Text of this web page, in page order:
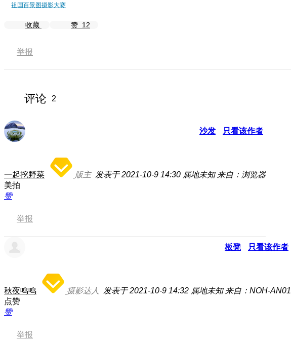
祖国百景图摄影大赛
收藏 赞 12
举报
评论 2
沙发 只看该作者
一起挖野菜 版主 发表于 2021-10-9 14:30 属地未知 来自：浏览器
美拍
赞
举报
板凳 只看该作者
秋夜鸣鸣 摄影达人 发表于 2021-10-9 14:32 属地未知 来自：NOH-AN01
点赞
赞
举报